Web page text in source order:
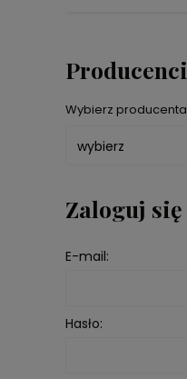
Producenci
Wybierz producenta
Zaloguj się
E-mail:
Hasło: